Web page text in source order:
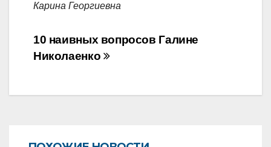
Карина Георгиевна
Навигация
по
10 наивных вопросов Галине
Николаенко